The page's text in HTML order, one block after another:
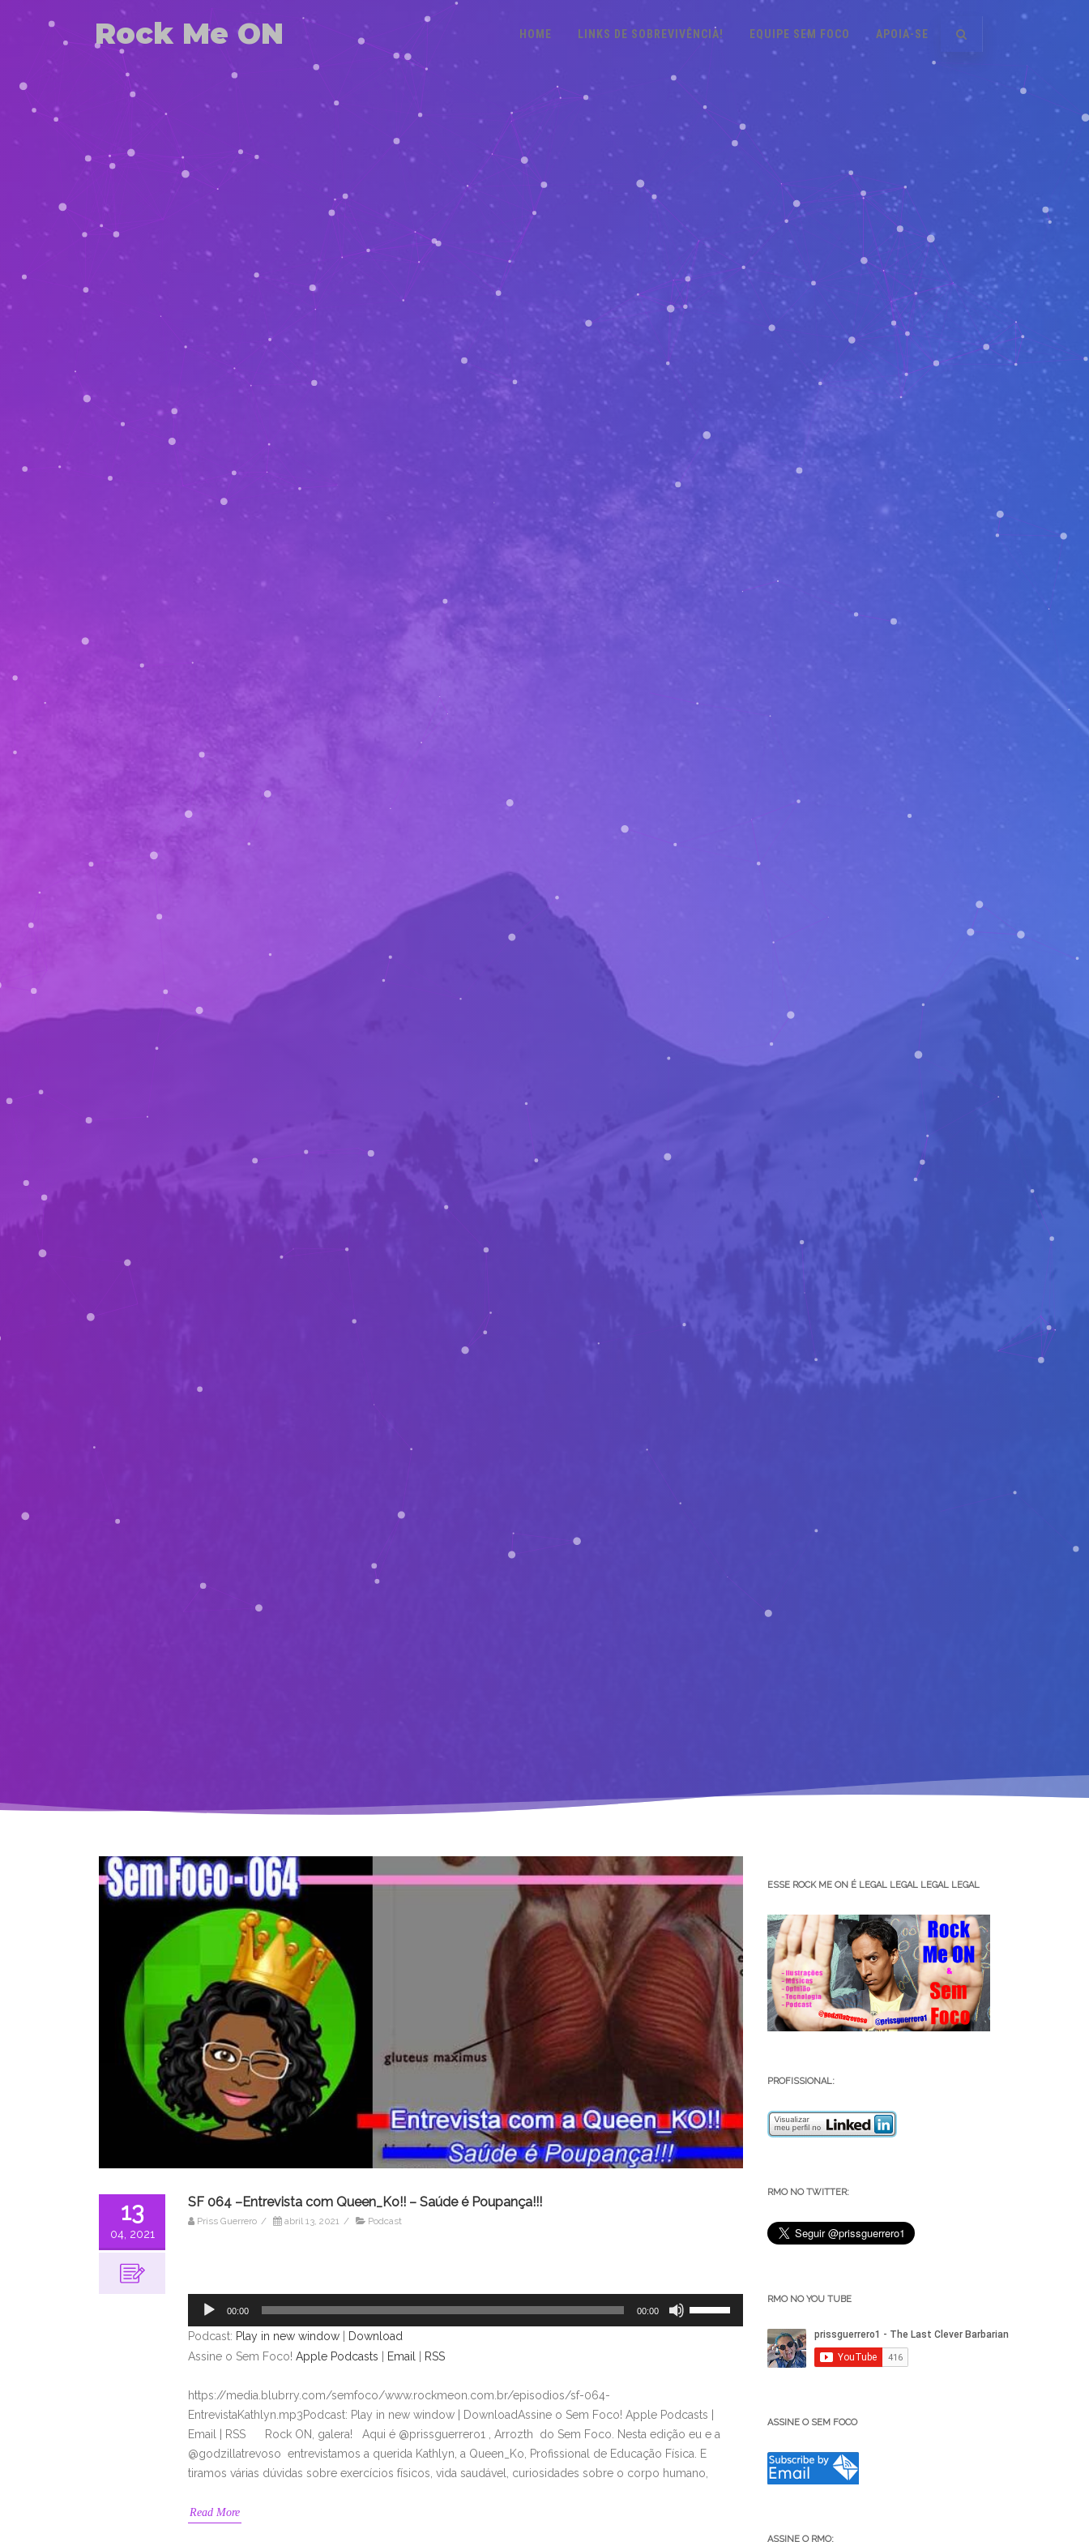
Rock Me ON HOME LINKS DE SOBREVIVÊNCIA! EQUIPE SEM FOCO APOIA-SE
13
04, 2021
SF 064 –Entrevista com Queen_Ko!! – Saúde é Poupança!!!
Priss Guerrero / abril 13, 2021 / Podcast
áudio
00:00 00:00
para
baixo
para
aumentar
Podcast: Play in new window
Download
Assine o Sem Foco! Apple Podcasts Email RSS
https://media.blubrry.com/semfoco/www.rockmeon.com.br/episodios/sf-064-
EntrevistaKathlyn.mp3Podcast: Play in new window | DownloadAssine o Sem Foco! Apple Podcasts |
Email | RSS Rock ON, galera! Aqui é @prissguerrero1 , Arrozth do Sem Foco. Nesta edição eu e a
@godzillatrevoso entrevistamos a querida Kathlyn, a Queen_Ko, Profissional de Educação Física. E
tiramos várias dúvidas sobre exercícios físicos, vida saudável, curiosidades sobre o corpo humano,
Read More
ESSE ROCK ME ON É LEGAL LEGAL LEGAL LEGAL
PROFISSIONAL:
RMO NO TWITTER:
RMO NO YOU TUBE
ASSINE O SEM FOCO
ASSINE O RMO: